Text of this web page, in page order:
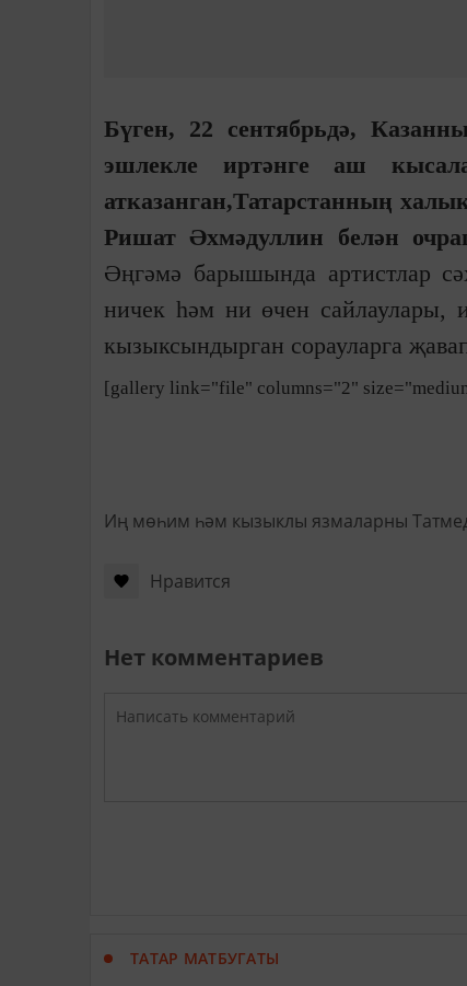
Бүген, 22 сентябрьдә,
эшлекле иртәнге аш
атказанган,Татарстанның
Ришат Әхмәдуллин белән
Әңгәмә барышында артистлар
ничек һәм ни өчен сайлаулары,
кызыксындырган сорауларга
[gallery link="file" columns="2"
Иң мөһим һәм кызыклы язмаларны
Нравится
Нет комментариев
ТАТАР МАТБУГАТЫ